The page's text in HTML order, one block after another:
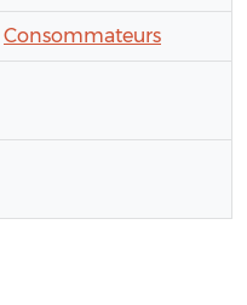
Consommateurs